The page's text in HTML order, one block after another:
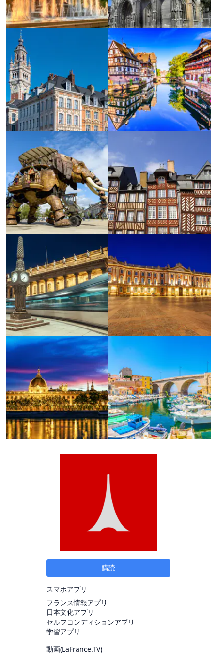
購読
スマホアプリ
フランス情報アプリ
日本文化アプリ
セルフコンディションアプリ
学習アプリ
動画(LaFrance.TV)